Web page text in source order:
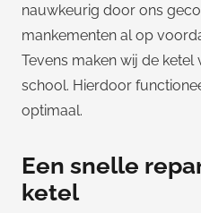
nauwkeurig door ons
mankementen al op
Tevens maken wij de ketel
school. Hierdoor
optimaal.
Een snelle
ketel